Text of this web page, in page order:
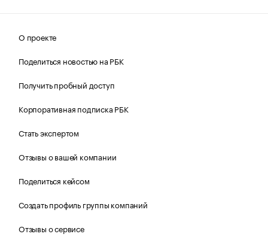
О проекте
Поделиться новостью на РБК
Получить пробный доступ
Корпоративная подписка РБК
Стать экспертом
Отзывы о вашей компании
Поделиться кейсом
Создать профиль группы компаний
Отзывы о сервисе